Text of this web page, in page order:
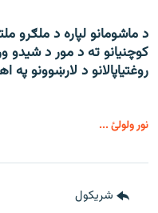
د ماشومانو لپاره د ملګرو
کوچنیانو ته د مور د شیدو
روغتیاپالانو د لارښوونو
نور ولولئ ...
شريکول